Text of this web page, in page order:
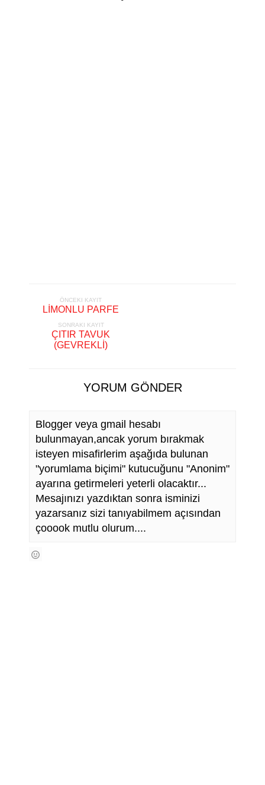
ÖNCEKI KAYIT
LİMONLU PARFE
SONRAKI KAYIT
ÇITIR TAVUK
(GEVREKLİ)
YORUM GÖNDER
Blogger veya gmail hesabı
bulunmayan,ancak yorum bırakmak
isteyen misafirlerim aşağıda bulunan
"yorumlama biçimi" kutucuğunu "Anonim"
ayarına getirmeleri yeterli olacaktır...
Mesajınızı yazdıktan sonra isminizi
yazarsanız sizi tanıyabilmem açısından
çooook mutlu olurum....